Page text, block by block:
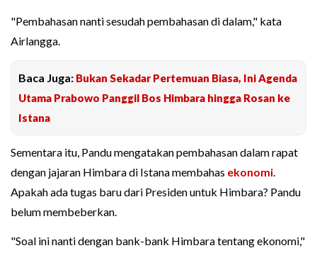
"Pembahasan nanti sesudah pembahasan di dalam," kata
Airlangga.
Baca Juga: Bukan Sekadar Pertemuan Biasa, Ini Agenda
Utama Prabowo Panggil Bos Himbara hingga Rosan ke
Istana
Sementara itu, Pandu mengatakan pembahasan dalam rapat
dengan jajaran Himbara di Istana membahas ekonomi.
Apakah ada tugas baru dari Presiden untuk Himbara? Pandu
belum membeberkan.
"Soal ini nanti dengan bank-bank Himbara tentang ekonomi,"